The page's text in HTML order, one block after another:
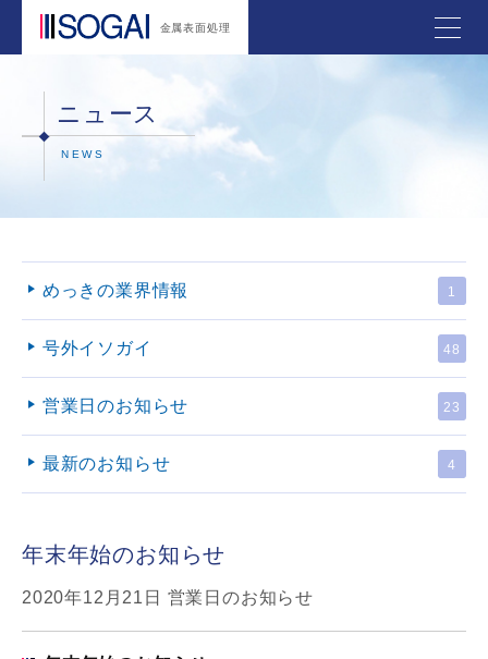
金属表面処理
ニュース
NEWS
めっきの業界情報 1
号外イソガイ 48
営業日のお知らせ 23
最新のお知らせ 4
年末年始のお知らせ
2020年12月21日 営業日のお知らせ